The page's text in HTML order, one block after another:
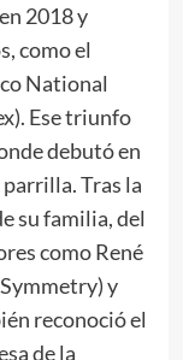
2018 y
como el
National
Ese triunfo
debutó en
parrilla. Tras la
su familia, del
como René
y
reconoció el
de la